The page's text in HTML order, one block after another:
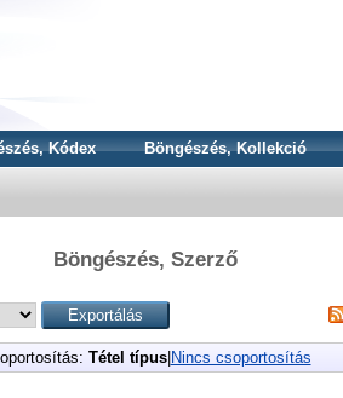
Kódex Böngészés, Kollekció
Böngészés, Szerző
Tétel típus| Nincs csoportosítás